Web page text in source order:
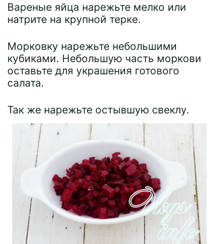
Вареные яйца нарежьте мелко или
натрите на крупной терке.
Морковку нарежьте небольшими
кубиками. Небольшую часть моркови
оставьте для украшения готового
салата.
Так же нарежьте остывшую свеклу.